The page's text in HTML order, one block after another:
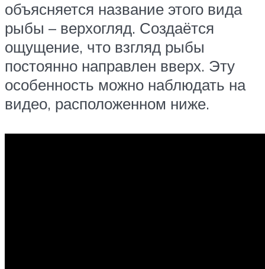
объясняется название этого вида
рыбы – верхогляд. Создаётся
ощущение, что взгляд рыбы
постоянно направлен вверх. Эту
особенность можно наблюдать на
видео, расположенном ниже.